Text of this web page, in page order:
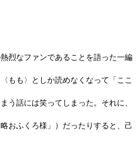
烈なファンであることを語った一編
もも〉としか読めなくなって「ここ
う話には笑ってしまった。それに、
おふくろ様」）だったりすると、己